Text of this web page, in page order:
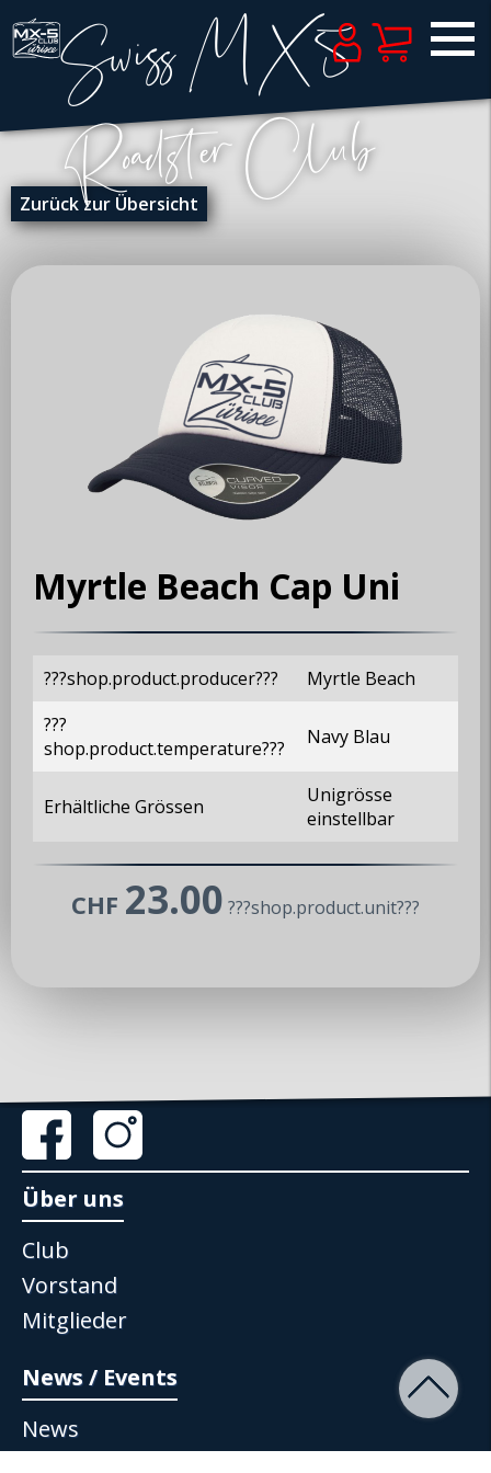
Zurück zur Übersicht
Myrtle Beach Cap Uni
???shop.product.producer???
Myrtle Beach
???
shop.product.temperature???
Navy Blau
Erhältliche Grössen
Unigrösse
einstellbar
CHF 23.00 ???shop.product.unit???
Über uns
Club
Vorstand
Mitglieder
News / Events
News